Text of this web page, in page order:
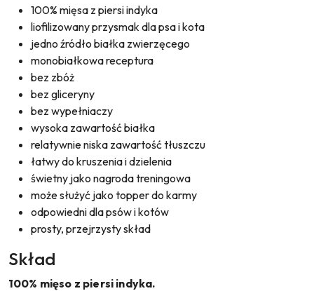
100% mięsa z piersi indyka
liofilizowany przysmak dla psa i kota
jedno źródło białka zwierzęcego
monobiałkowa receptura
bez zbóż
bez gliceryny
bez wypełniaczy
wysoka zawartość białka
relatywnie niska zawartość tłuszczu
łatwy do kruszenia i dzielenia
świetny jako nagroda treningowa
może służyć jako topper do karmy
odpowiedni dla psów i kotów
prosty, przejrzysty skład
Skład
100% mięso z piersi indyka.